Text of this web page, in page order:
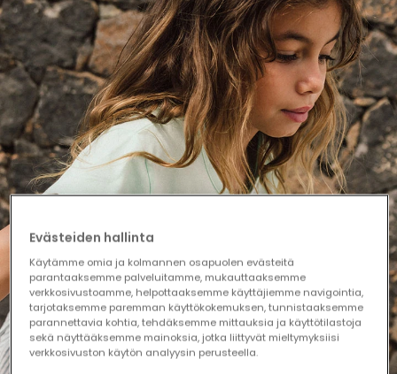
Total €0.00
Continue Start order
Evästeiden hallinta
Käytämme omia ja kolmannen osapuolen evästeitä
parantaaksemme palveluitamme, mukauttaaksemme
verkkosivustoamme, helpottaaksemme käyttäjiemme navigointia,
tarjotaksemme paremman käyttökokemuksen, tunnistaaksemme
parannettavia kohtia, tehdäksemme mittauksia ja käyttötilastoja
sekä näyttääksemme mainoksia, jotka liittyvät mieltymyksiisi
verkkosivuston käytön analyysin perusteella.